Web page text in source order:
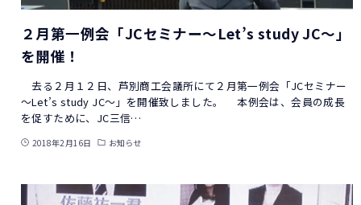
２月第一例会「JCセミナー～Let’s study JC～」
を開催！
去る２月１２日、芦別商工会議所にて２月第一例会「JCセミナー
～Let’s study JC～」を開催致しました。 本例会は、会員の成長
を促すために、JC三信…
2018年2月16日 お知らせ